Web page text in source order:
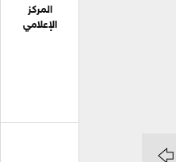
المركز
الإعلامي